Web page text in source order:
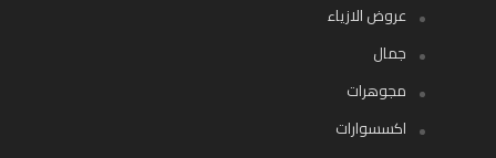
عروض الازياء
جمال
مجوهرات
اكسسوارات